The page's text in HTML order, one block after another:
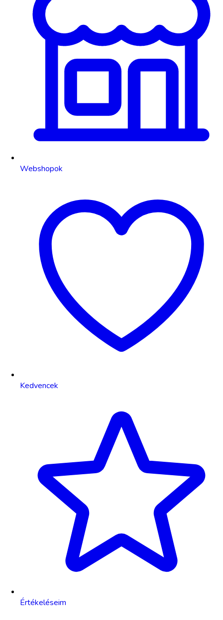
Webshopok
Kedvencek
Értékeléseim